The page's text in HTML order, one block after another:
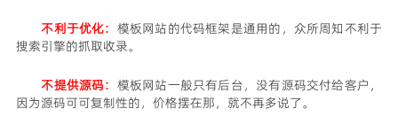
不利于优化： 模板网站的代码框架是通用的，众所周知不利于
搜索引擎的抓取收录。
不提供源码： 模板网站一般只有后台，没有源码交付给客户，
因为源码可可复制性的，价格摆在那，就不再多说了。